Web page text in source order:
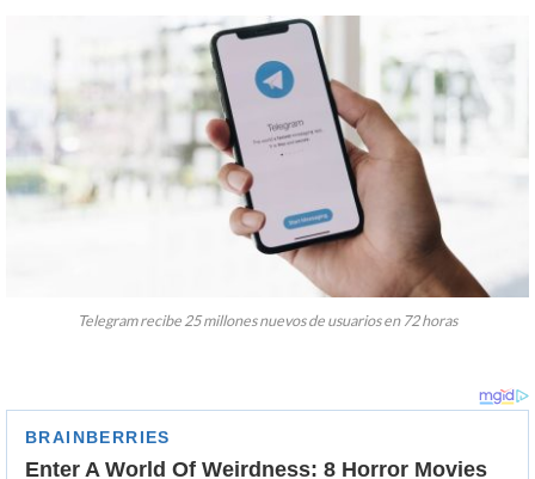
Telegram recibe 25 millones nuevos de usuarios en 72 horas